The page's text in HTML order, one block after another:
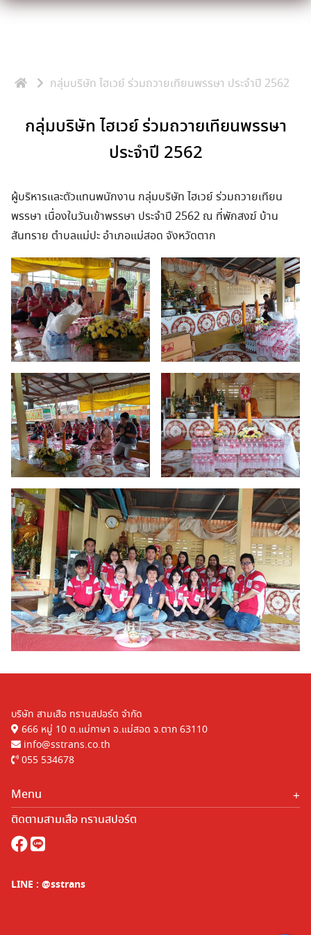
Skip
Search
for:
Search
กลุ่มบริษัท ไฮเวย์ ร่วมถวายเทียนพรรษา ประจำปี 2562
กลุ่มบริษัท ไฮเวย์ ร่วมถวายเทียนพรรษา
ประจำปี 2562
ผู้บริหารและตัวแทนพนักงาน กลุ่มบริษัท ไฮเวย์ ร่วมถวายเทียน
พรรษา เนื่องในวันเข้าพรรษา ประจำปี 2562 ณ ที่พักสงฆ์ บ้าน
สันทราย ตำบลแม่ปะ อำเภอแม่สอด จังหวัดตาก
บริษัท สามเสือ ทรานสปอร์ต จำกัด
666 หมู่ 10 ต.แม่กาษา อ.แม่สอด จ.ตาก 63110
info@sstrans.co.th
055 534678
Menu
หน้าแรก
บริการ
ร่วมงานกับเรา
ติดตามสามเสือ ทรานสปอร์ต
LINE : @sstrans